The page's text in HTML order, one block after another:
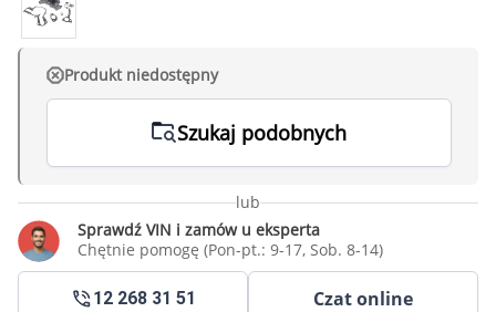
Produkt niedostępny
Szukaj podobnych
lub
Sprawdź VIN i zamów u eksperta
Chętnie pomogę (Pon-pt.: 9-17, Sob. 8-14)
12 268 31 51 Czat online